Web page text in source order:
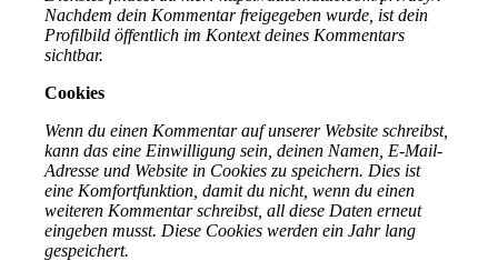
Nachdem dein Kommentar freigegeben wurde, ist dein
Profilbild öffentlich im Kontext deines Kommentars
sichtbar.
Cookies
Wenn du einen Kommentar auf unserer Website schreibst,
kann das eine Einwilligung sein, deinen Namen, E-Mail-
Adresse und Website in Cookies zu speichern. Dies ist
eine Komfortfunktion, damit du nicht, wenn du einen
weiteren Kommentar schreibst, all diese Daten erneut
eingeben musst. Diese Cookies werden ein Jahr lang
gespeichert.